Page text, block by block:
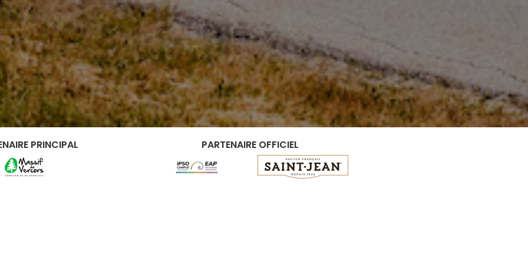
PRINCIPAL PARTENAIRE OFFICIEL